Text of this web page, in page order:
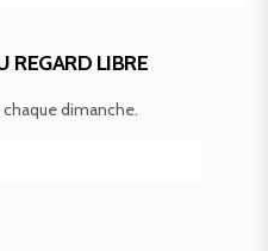
REGARD LIBRE
dimanche.